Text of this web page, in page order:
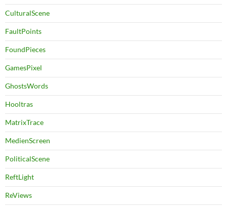
CulturalScene
FaultPoints
FoundPieces
GamesPixel
GhostsWords
Hooltras
MatrixTrace
MedienScreen
PoliticalScene
ReftLight
ReViews